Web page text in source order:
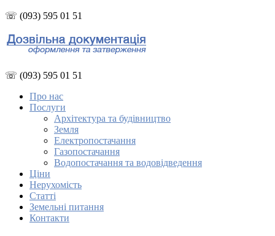
☏ (093) 595 01 51
☏ (093) 595 01 51
Про нас
Послуги
Архітектура та будівництво
Земля
Електропостачання
Газопостачання
Водопостачання та водовідведення
Ціни
Нерухомість
Статті
Земельні питання
Контакти